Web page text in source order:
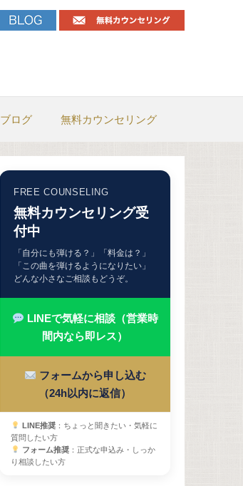
ブログ 無料カウンセリング
FREE COUNSELING
無料カウンセリング受
付中
「自分にも弾ける？」「料金は？」
「この曲を弾けるようになりたい」
どんな小さなご相談もどうぞ。
LINEで気軽に相談（営業時
間内なら即レス）
フォームから申し込む
（24h以内に返信）
LINE推奨：ちょっと聞きたい・気軽に
質問したい方
フォーム推奨：正式な申込み・しっか
り相談したい方